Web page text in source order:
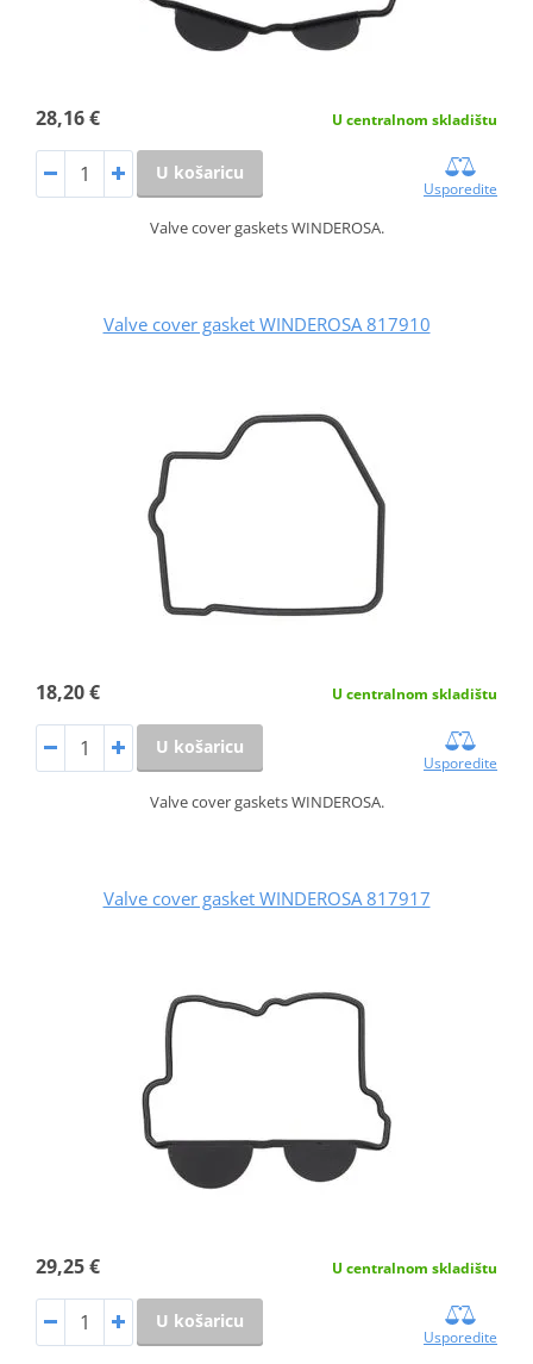
28,16 € U centralnom skladištu
U košaricu
Usporedite
Valve cover gaskets WINDEROSA.
Valve cover gasket WINDEROSA 817910
18,20 € U centralnom skladištu
U košaricu
Usporedite
Valve cover gaskets WINDEROSA.
Valve cover gasket WINDEROSA 817917
29,25 € U centralnom skladištu
U košaricu
Usporedite